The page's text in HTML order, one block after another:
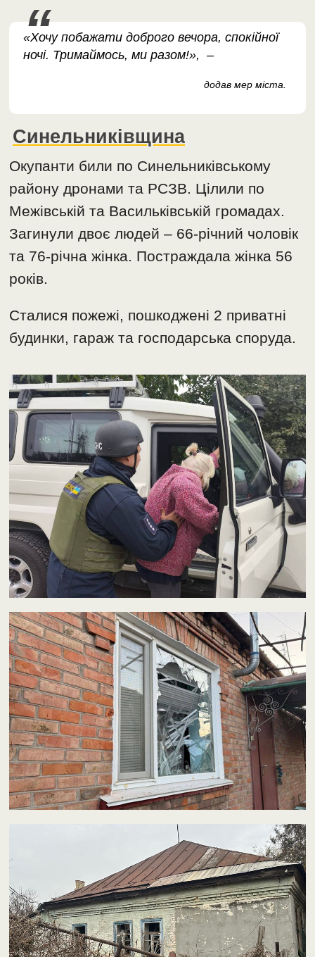
«Хочу побажати доброго вечора, спокійної
ночі. Тримаймось, ми разом!», –
додав мер міста.
Синельниківщина
Окупанти били по Синельниківському
району дронами та РСЗВ. Цілили по
Межівській та Васильківській громадах.
Загинули двоє людей – 66-річний чоловік
та 76-річна жінка. Постраждала жінка 56
років.
Сталися пожежі, пошкоджені 2 приватні
будинки, гараж та господарська споруда.